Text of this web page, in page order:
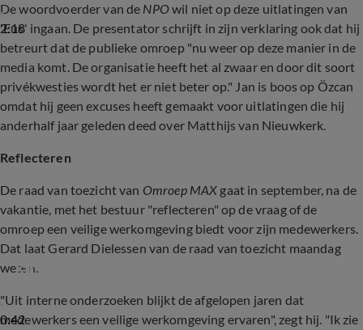
2:18
De woordvoerder van de NPOwil niet op deze uitlatingen van
'Eus' ingaan. De presentator schrijft in zijn verklaring ook dat hij
betreurt dat de publieke omroep "nu weer op deze manier in de
media komt. De organisatie heeft het al zwaar en door dit soort
privékwesties wordt het er niet beter op." Jan is boos op Özcan
omdat hij geen excuses heeft gemaakt voor uitlatingen die hij
anderhalf jaar geleden deed over Matthijs van Nieuwkerk.
Reflecteren
De raad van toezicht van Omroep MAX gaat in september, na de
vakantie, met het bestuur "reflecteren" op de vraag of de
omroep een veilige werkomgeving biedt voor zijn medewerkers.
Dat laat Gerard Dielessen van de raad van toezicht maandag
weten.
0:42
Jan Slagter reageert op de ontstane ophef
"Uit interne onderzoeken blijkt de afgelopen jaren dat
medewerkers een veilige werkomgeving ervaren", zegt hij. "Ik zie